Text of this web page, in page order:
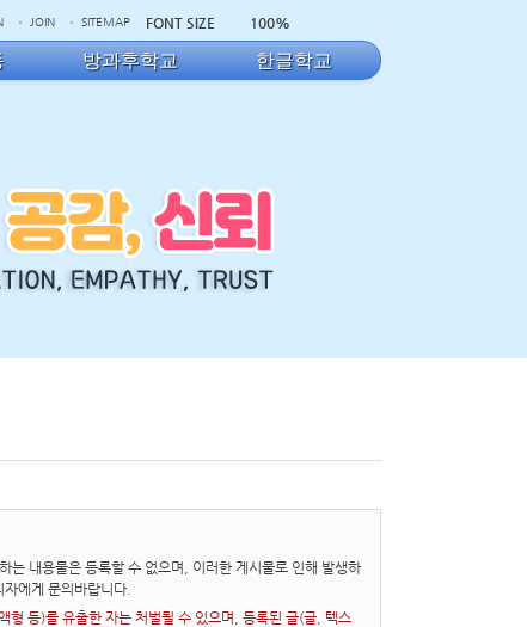
JOIN SITEMAP FONT SIZE 100%
방과후학교 한글학교
는 내용물은 등록할 수 없으며, 이러한 게시물로 인해 발생하
에게 문의바랍니다.
등)를 유출한 자는 처벌될 수 있으며, 등록된 글(글, 텍스